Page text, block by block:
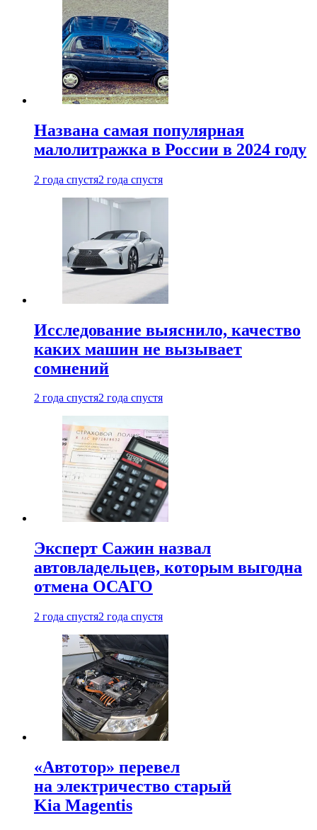
Названа самая популярная
малолитражка в России в 2024 году
2 года спустя2 года спустя
Исследование выяснило, качество
каких машин не вызывает
сомнений
2 года спустя2 года спустя
Эксперт Сажин назвал
автовладельцев, которым выгодна
отмена ОСАГО
2 года спустя2 года спустя
«Автотор» перевел
на электричество старый
Kia Magentis